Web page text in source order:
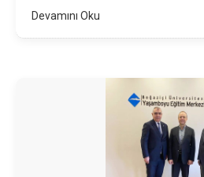
Devamını Oku